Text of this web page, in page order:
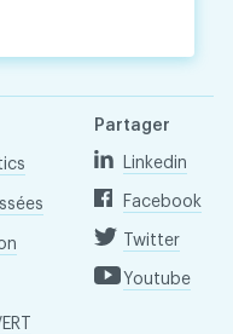
Partager
Linkedin
Facebook
Twitter
Youtube